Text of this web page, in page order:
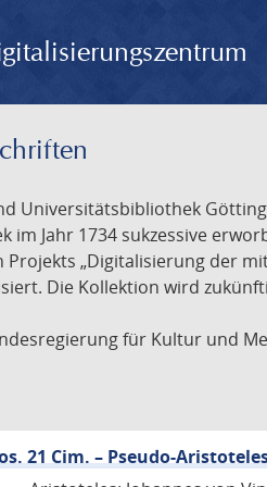
Universitätsbibliothek
im Jahr 1734 sukzessive
„Digitalisierung der
Die Kollektion wird
für Kultur und
21 Cim. – Pseudo-